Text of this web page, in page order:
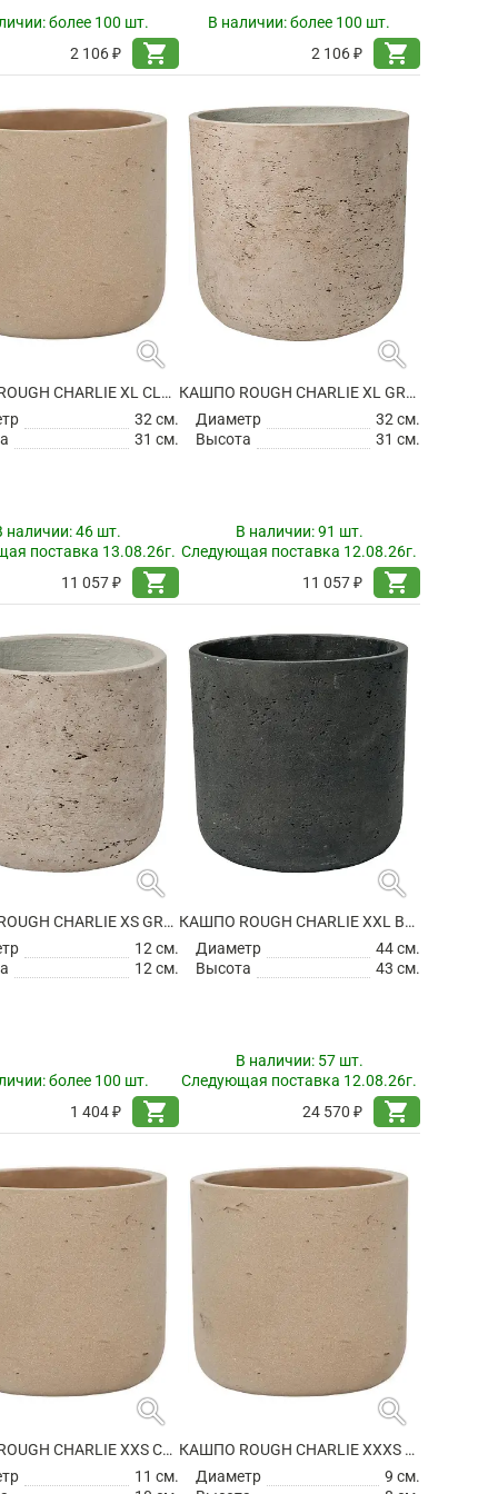
более 100 шт.
2 106 ₽
shopping_cart
В наличии:более 100 шт.
2 106 ₽
shopping_cart
search
КАШПО ROUGH CHARLIE XL CLAY WASHED
32 см.
31 см.
наличии:46 шт.
поставка 13.08.26г.
11 057 ₽
shopping_cart
search
КАШПО ROUGH CHARLIE XL GREY WASHED
Диаметр
32 см.
Высота
31 см.
В наличии:91 шт.
Следующая поставка 12.08.26г.
11 057 ₽
shopping_cart
search
КАШПО ROUGH CHARLIE XS GREY WASHED
12 см.
12 см.
более 100 шт.
1 404 ₽
shopping_cart
search
КАШПО ROUGH CHARLIE XXL BLACK WASHED
Диаметр
44 см.
Высота
43 см.
В наличии: 57 шт.
Следующая поставка 12.08.26г.
24 570 ₽
shopping_cart
search
КАШПО ROUGH CHARLIE XXS CLAY WASHED
11 см.
search
КАШПО ROUGH CHARLIE XXXS CLAY WASHED
Диаметр
9 см.